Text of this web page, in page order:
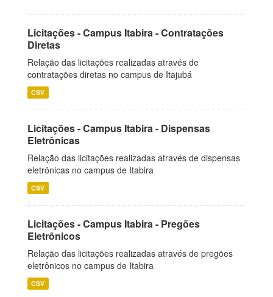
Licitações - Campus Itabira - Contratações
Diretas
Relação das licitações realizadas através de
contratações diretas no campus de Itajubá
CSV
Licitações - Campus Itabira - Dispensas
Eletrônicas
Relação das licitações realizadas através de dispensas
eletrônicas no campus de Itabira
CSV
Licitações - Campus Itabira - Pregões
Eletrônicos
Relação das licitações realizadas através de pregões
eletrônicos no campus de Itabira
CSV